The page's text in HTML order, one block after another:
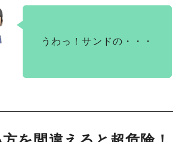
うわっ！サンドの・・・